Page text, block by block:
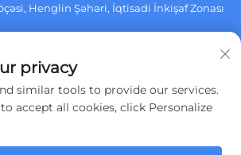
Henglin Şəhəri, İqtisadi İnkişaf Zonası
Jiangsu Jiashida Dekorativ Materiallar
privacy
similar tools to provide our services.
accept all cookies, click Personalize